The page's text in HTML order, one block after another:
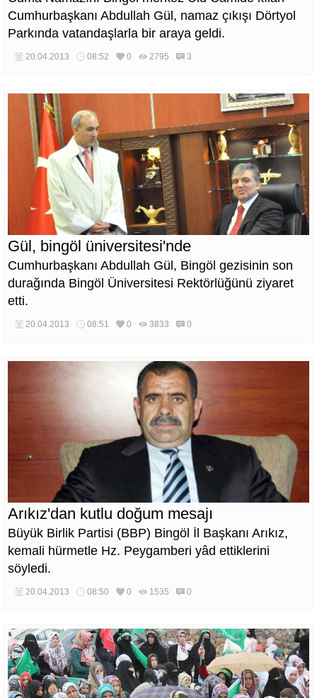
Cumhurbaşkanı Abdullah Gül, namaz çıkışı Dörtyol
Parkında vatandaşlarla bir araya geldi.
20.04.2013 08:52 0 2795 3
Gül, bingöl üniversitesi'nde
Cumhurbaşkanı Abdullah Gül, Bingöl gezisinin son
durağında Bingöl Üniversitesi Rektörlüğünü ziyaret
etti.
20.04.2013 08:51 0 3833 0
Arıkız'dan kutlu doğum mesajı
Büyük Birlik Partisi (BBP) Bingöl İl Başkanı Arıkız,
kemali hürmetle Hz. Peygamberi yâd ettiklerini
söyledi.
20.04.2013 08:50 0 1535 0